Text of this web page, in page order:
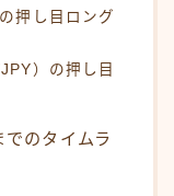
押し目ロング
）の押し目
のタイムラ